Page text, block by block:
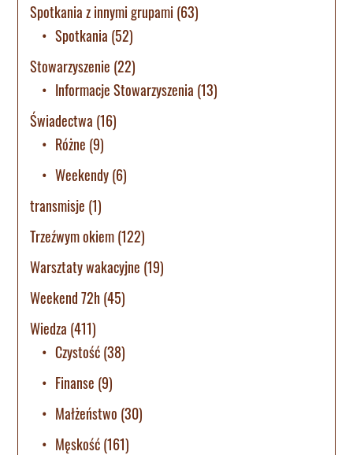
Spotkania z innymi grupami (63)
Spotkania (52)
Stowarzyszenie (22)
Informacje Stowarzyszenia (13)
Świadectwa (16)
Różne (9)
Weekendy(6)
transmisje (1)
Trzeźwym okiem(122)
Warsztaty wakacyjne (19)
Weekend 72h(45)
Wiedza (411)
Czystość(38)
Finanse (9)
Małżeństwo (30)
Męskość(161)